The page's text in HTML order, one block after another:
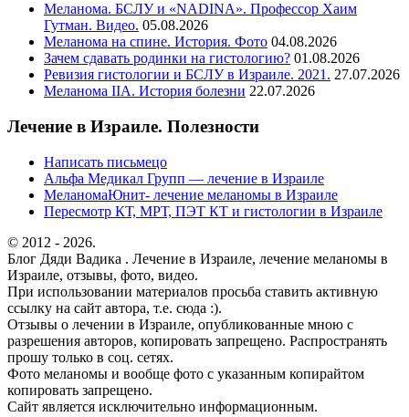
Меланома. БСЛУ и «NADINA». Профессор Хаим
Гутман. Видео. 05.08.2026
Меланома на спине. История. Фото 04.08.2026
Зачем сдавать родинки на гистологию? 01.08.2026
Ревизия гистологии и БСЛУ в Израиле. 2021. 27.07.2026
Меланома IIА. История болезни 22.07.2026
Лечение в Израиле. Полезности
Написать письмецо
Альфа Медикал Групп — лечение в Израиле
МеланомаЮнит- лечение меланомы в Израиле
Пересмотр КТ, МРТ, ПЭТ КТ и гистологии в Израиле
© 2012 - 2026.
Блог Дяди Вадика . Лечение в Израиле, лечение меланомы в
Израиле, отзывы, фото, видео.
При использовании материалов просьба ставить активную
ссылку на сайт автора, т.е. сюда :).
Отзывы о лечении в Израиле, опубликованные мною с
разрешения авторов, копировать запрещено. Распространять
прошу только в соц. сетях.
Фото меланомы и вообще фото с указанным копирайтом
копировать запрещено.
Сайт является исключительно информационным.